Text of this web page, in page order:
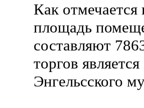
Как
площадь
составляют
торгов
Энгельсского